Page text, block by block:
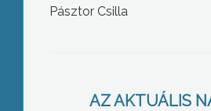
Pásztor Csilla
AZ AKTUÁLIS